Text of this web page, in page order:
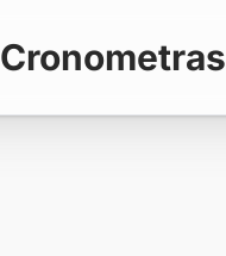
Cronometras